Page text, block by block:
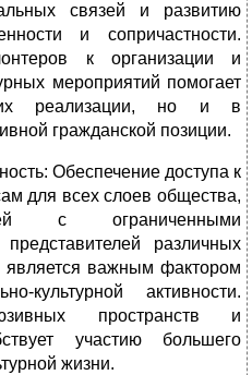
связей и развитию
и сопричастности.
к организации и
мероприятий помогает
реализации, но и в
гражданской позиции.
Обеспечение доступа к
для всех слоев общества,
с ограниченными
различных
является важным фактором
культурной активности.
пространств и
участию большего
жизни.